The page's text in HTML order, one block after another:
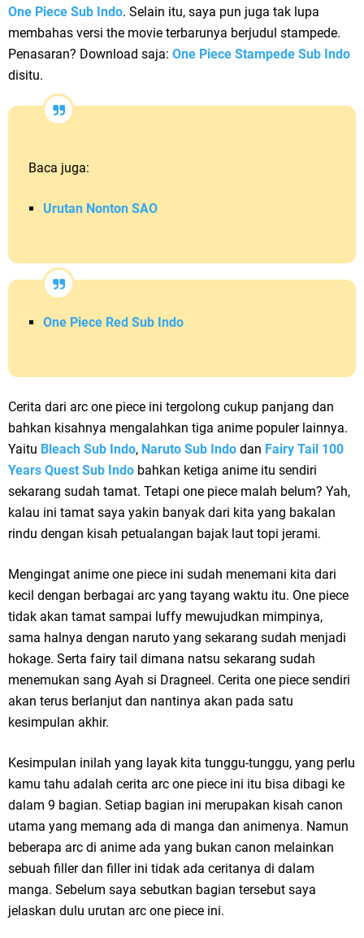
One Piece Sub Indo. Selain itu, saya pun juga tak lupa
membahas versi the movie terbarunya berjudul stampede.
Penasaran? Download saja: One Piece Stampede Sub Indo
disitu.
Baca juga:
Urutan Nonton SAO
One Piece Red Sub Indo
Cerita dari arc one piece ini tergolong cukup panjang dan
bahkan kisahnya mengalahkan tiga anime populer lainnya.
Yaitu Bleach Sub Indo, Naruto Sub Indo dan Fairy Tail 100
Years Quest Sub Indo bahkan ketiga anime itu sendiri
sekarang sudah tamat. Tetapi one piece malah belum? Yah,
kalau ini tamat saya yakin banyak dari kita yang bakalan
rindu dengan kisah petualangan bajak laut topi jerami.
Mengingat anime one piece ini sudah menemani kita dari
kecil dengan berbagai arc yang tayang waktu itu. One piece
tidak akan tamat sampai luffy mewujudkan mimpinya,
sama halnya dengan naruto yang sekarang sudah menjadi
hokage. Serta fairy tail dimana natsu sekarang sudah
menemukan sang Ayah si Dragneel. Cerita one piece sendiri
akan terus berlanjut dan nantinya akan pada satu
kesimpulan akhir.
Kesimpulan inilah yang layak kita tunggu-tunggu, yang perlu
kamu tahu adalah cerita arc one piece ini itu bisa dibagi ke
dalam 9 bagian. Setiap bagian ini merupakan kisah canon
utama yang memang ada di manga dan animenya. Namun
beberapa arc di anime ada yang bukan canon melainkan
sebuah filler dan filler ini tidak ada ceritanya di dalam
manga. Sebelum saya sebutkan bagian tersebut saya
jelaskan dulu urutan arc one piece ini.